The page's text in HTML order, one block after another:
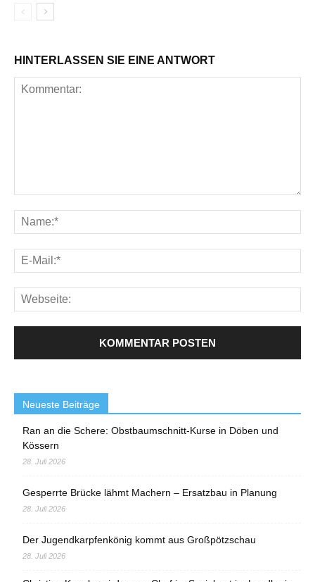
HINTERLASSEN SIE EINE ANTWORT
Neueste Beiträge
Ran an die Schere: Obstbaumschnitt-Kurse in Döben und
Kössern
28. Juli 2026
Gesperrte Brücke lähmt Machern – Ersatzbau in Planung
28. Juli 2026
Der Jugendkarpfenkönig kommt aus Großpötzschau
28. Juli 2026